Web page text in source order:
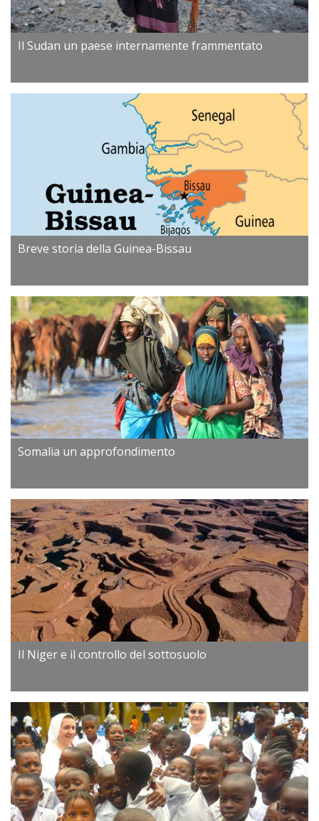
Il Sudan un paese internamente frammentato
Breve storia della Guinea-Bissau
Somalia un approfondimento
Il Niger e il controllo del sottosuolo